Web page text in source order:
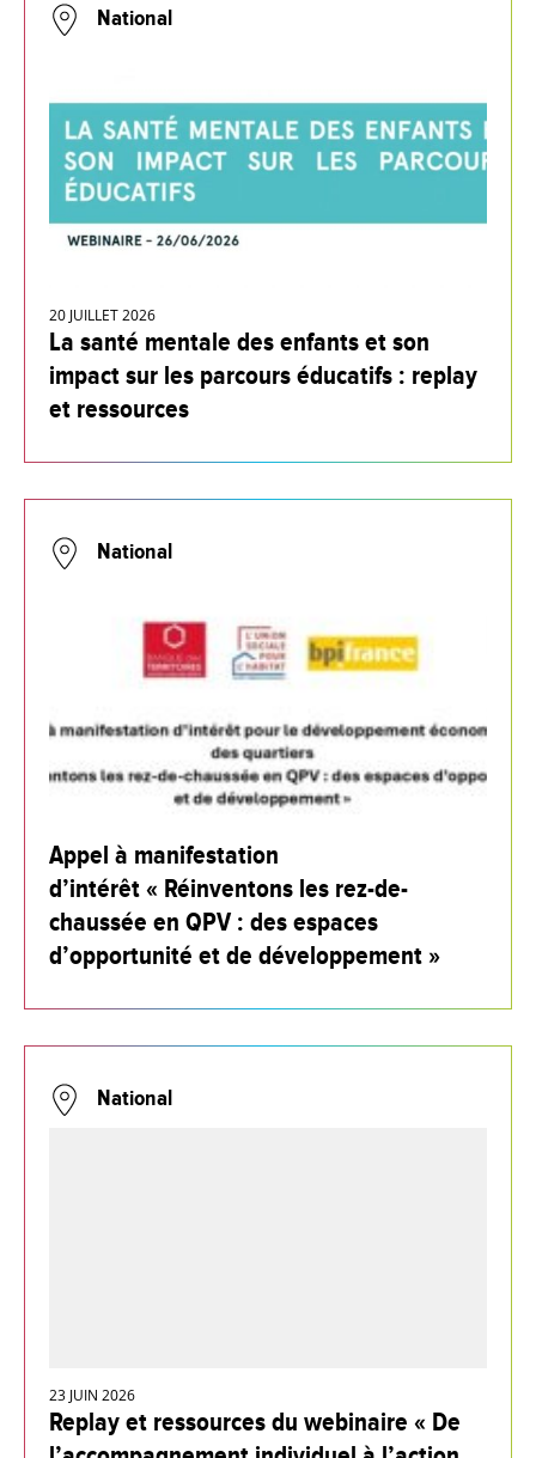
National
20 JUILLET 2026
La santé mentale des enfants et son
impact sur les parcours éducatifs : replay
et ressources
National
Appel à manifestation
d’intérêt « Réinventons les rez-de-
chaussée en QPV : des espaces
d’opportunité et de développement »
National
23 JUIN 2026
Replay et ressources du webinaire « De